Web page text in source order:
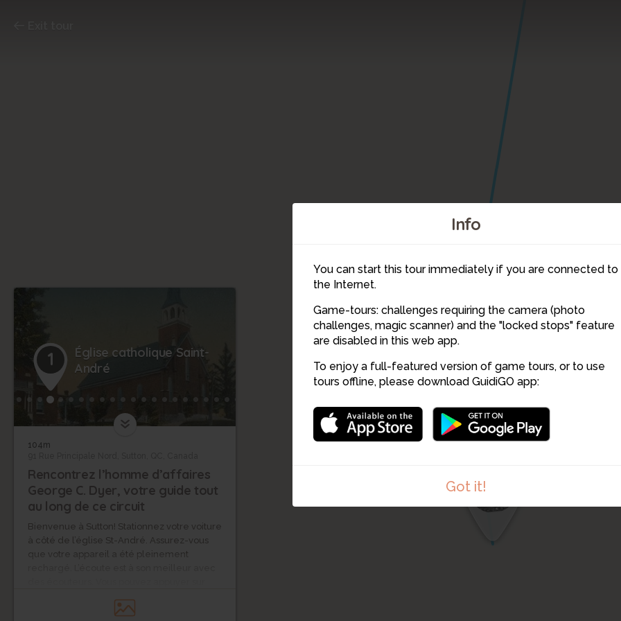
Info
You can start this tour immediately if you are connected to
the Internet.
Game-tours: challenges requiring the camera (photo
challenges, magic scanner) and the "locked stops" feature
are disabled in this web app.
To enjoy a full-featured version of game tours, or to use
tours offline, please download GuidiGO app:
Got it!
5
43
2
1
1
Église catholique Saint-
André
104m
Rencontrez l’homme d’affaires
George C. Dyer, votre guide tout
au long de ce circuit
Bienvenue à Sutton! Stationnez votre voiture
à côté de l’église St-André. Assurez-vous
que votre appareil a été pleinement